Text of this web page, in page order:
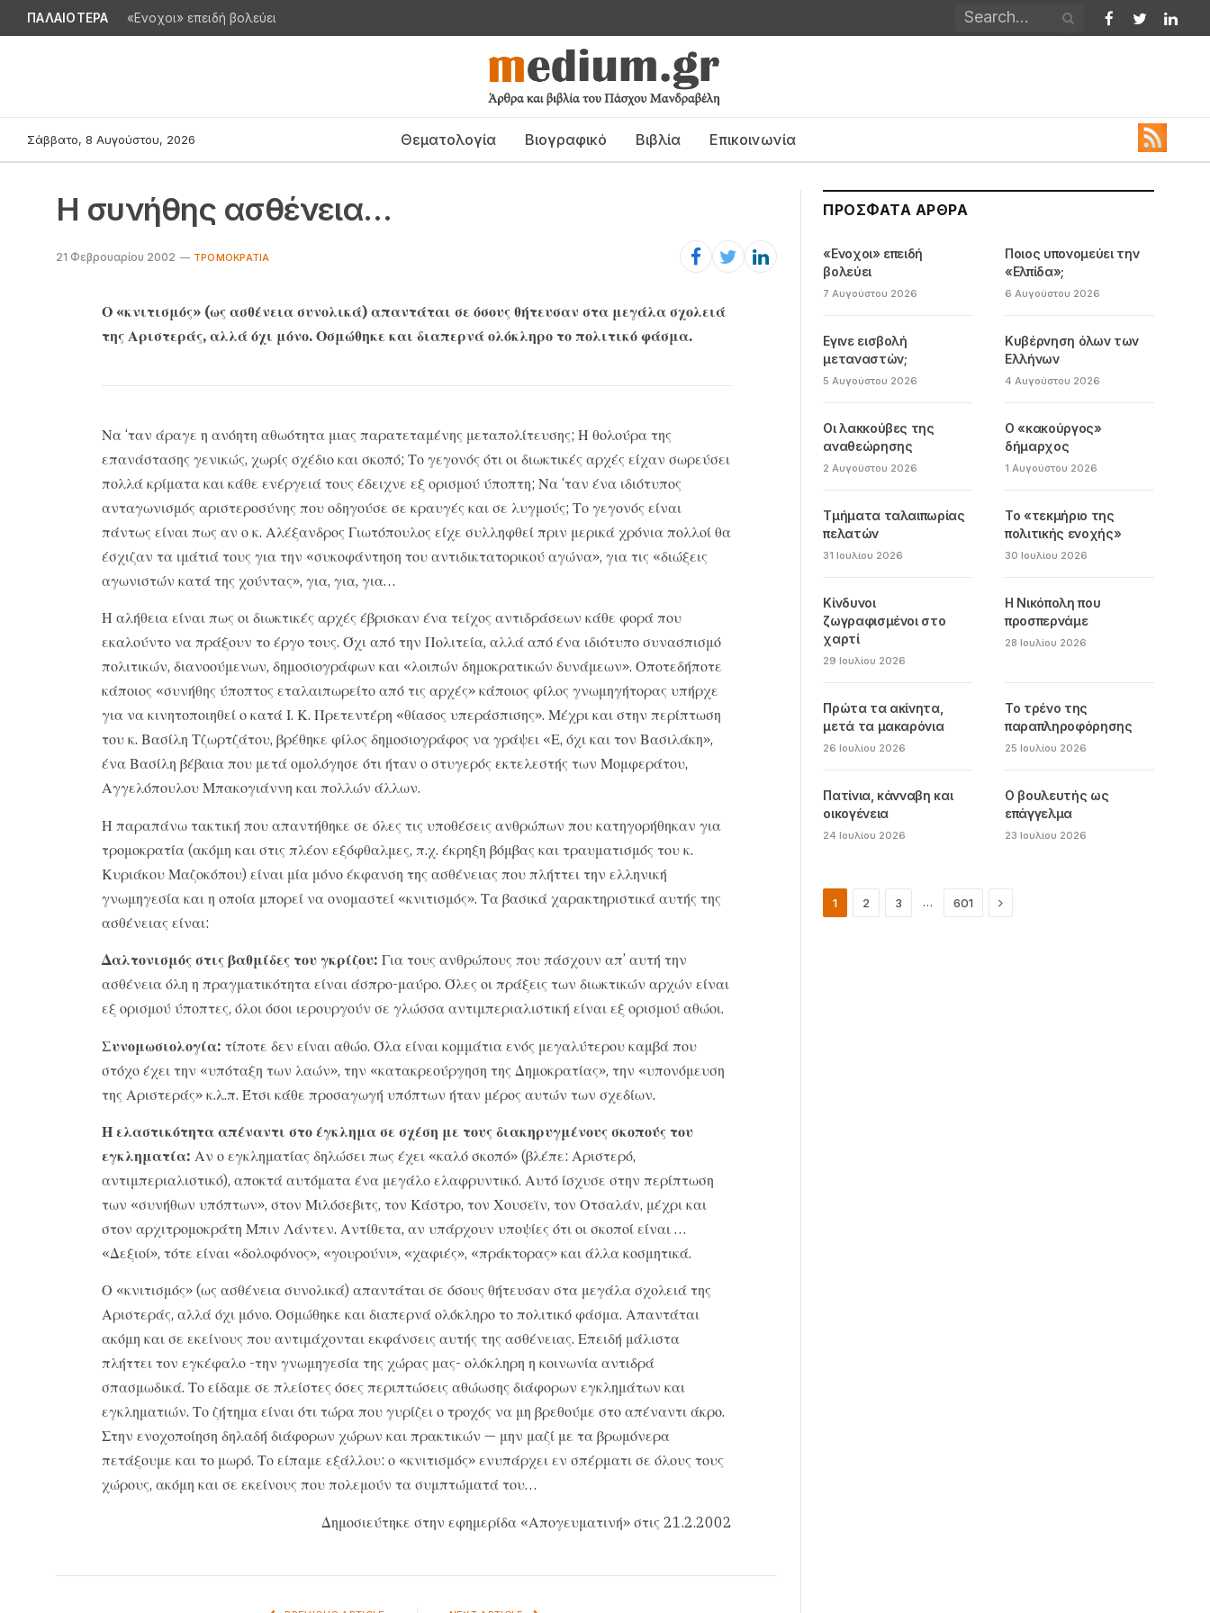
ΠΑΛΑΙΟΤΕΡΑ «Ενοχοι» επειδή βολεύει
Facebook
Twitter
Σάββατο, 8 Αυγούστου, 2026 Θεματολογία Βιογραφικό Βιβλία Επικοινωνία
Η συνήθης ασθένεια…
21 Φεβρουαρίου 2002 ΤΡΟΜΟΚΡΑΤΊΑ
Ο «κνιτισμός» (ως ασθένεια συνολικά) απαντάται σε όσους θήτευσαν στα μεγάλα σχολειά
της Αριστεράς, αλλά όχι μόνο. Οσμώθηκε και διαπερνά ολόκληρο το πολιτικό φάσμα.
Να ‘ταν άραγε η ανόητη αθωότητα μιας παρατεταμένης μεταπολίτευσης; Η θολούρα της
επανάστασης γενικώς, χωρίς σχέδιο και σκοπό; Το γεγονός ότι οι διωκτικές αρχές είχαν σωρεύσει
πολλά κρίματα και κάθε ενέργειά τους έδειχνε εξ ορισμού ύποπτη; Να ‘ταν ένα ιδιότυπος
ανταγωνισμός αριστεροσύνης που οδηγούσε σε κραυγές και σε λυγμούς; Το γεγονός είναι
πάντως είναι πως αν ο κ. Αλέξανδρος Γιωτόπουλος είχε συλληφθεί πριν μερικά χρόνια πολλοί θα
έσχιζαν τα ιμάτιά τους για την «συκοφάντηση του αντιδικτατορικού αγώνα», για τις «διώξεις
αγωνιστών κατά της χούντας», για, για, για…
Η αλήθεια είναι πως οι διωκτικές αρχές έβρισκαν ένα τείχος αντιδράσεων κάθε φορά που
εκαλούντο να πράξουν το έργο τους. Όχι από την Πολιτεία, αλλά από ένα ιδιότυπο συνασπισμό
πολιτικών, διανοούμενων, δημοσιογράφων και «λοιπών δημοκρατικών δυνάμεων». Οποτεδήποτε
κάποιος «συνήθης ύποπτος εταλαιπωρείτο από τις αρχές» κάποιος φίλος γνωμηγήτορας υπήρχε
για να κινητοποιηθεί ο κατά Ι. Κ. Πρετεντέρη «θίασος υπεράσπισης». Μέχρι και στην περίπτωση
του κ. Βασίλη Τζωρτζάτου, βρέθηκε φίλος δημοσιογράφος να γράψει «Ε, όχι και τον Βασιλάκη»,
ένα Βασίλη βέβαια που μετά ομολόγησε ότι ήταν ο στυγερός εκτελεστής των Μομφεράτου,
Αγγελόπουλου Μπακογιάννη και πολλών άλλων.
Η παραπάνω τακτική που απαντήθηκε σε όλες τις υποθέσεις ανθρώπων που κατηγορήθηκαν για
τρομοκρατία (ακόμη και στις πλέον εξόφθαλμες, π.χ. έκρηξη βόμβας και τραυματισμός του κ.
Κυριάκου Μαζοκόπου) είναι μία μόνο έκφανση της ασθένειας που πλήττει την ελληνική
γνωμηγεσία και η οποία μπορεί να ονομαστεί «κνιτισμός». Τα βασικά χαρακτηριστικά αυτής της
ασθένειας είναι:
Δαλτονισμός στις βαθμίδες του γκρίζου: Για τους ανθρώπους που πάσχουν απ’ αυτή την
ασθένεια όλη η πραγματικότητα είναι άσπρο-μαύρο. Όλες οι πράξεις των διωκτικών αρχών είναι
εξ ορισμού ύποπτες, όλοι όσοι ιερουργούν σε γλώσσα αντιμπεριαλιστική είναι εξ ορισμού αθώοι.
Συνομωσιολογία: τίποτε δεν είναι αθώο. Όλα είναι κομμάτια ενός μεγαλύτερου καμβά που
στόχο έχει την «υπόταξη των λαών», την «κατακρεούργηση της Δημοκρατίας», την «υπονόμευση
της Αριστεράς» κ.λ.π. Έτσι κάθε προσαγωγή υπόπτων ήταν μέρος αυτών των σχεδίων.
Η ελαστικότητα απέναντι στο έγκλημα σε σχέση με τους διακηρυγμένους σκοπούς του
εγκληματία: Αν ο εγκληματίας δηλώσει πως έχει «καλό σκοπό» (βλέπε: Αριστερό,
αντιμπεριαλιστικό), αποκτά αυτόματα ένα μεγάλο ελαφρυντικό. Αυτό ίσχυσε στην περίπτωση
των «συνήθων υπόπτων», στον Μιλόσεβιτς, τον Κάστρο, τον Χουσεϊν, τον Οτσαλάν, μέχρι και
στον αρχιτρομοκράτη Μπιν Λάντεν. Αντίθετα, αν υπάρχουν υποψίες ότι οι σκοποί είναι …
«Δεξιοί», τότε είναι «δολοφόνος», «γουρούνι», «χαφιές», «πράκτορας» και άλλα κοσμητικά.
Ο «κνιτισμός» (ως ασθένεια συνολικά) απαντάται σε όσους θήτευσαν στα μεγάλα σχολειά της
Αριστεράς, αλλά όχι μόνο. Οσμώθηκε και διαπερνά ολόκληρο το πολιτικό φάσμα. Απαντάται
ακόμη και σε εκείνους που αντιμάχονται εκφάνσεις αυτής της ασθένειας. Επειδή μάλιστα
πλήττει τον εγκέφαλο -την γνωμηγεσία της χώρας μας- ολόκληρη η κοινωνία αντιδρά
σπασμωδικά. Το είδαμε σε πλείστες όσες περιπτώσεις αθώωσης διάφορων εγκλημάτων και
εγκληματιών. Το ζήτημα είναι ότι τώρα που γυρίζει ο τροχός να μη βρεθούμε στο απέναντι άκρο.
Στην ενοχοποίηση δηλαδή διάφορων χώρων και πρακτικών — μην μαζί με τα βρωμόνερα
πετάξουμε και το μωρό. Το είπαμε εξάλλου: ο «κνιτισμός» ενυπάρχει εν σπέρματι σε όλους τους
χώρους, ακόμη και σε εκείνους που πολεμούν τα συμπτώματά του…
Δημοσιεύτηκε στην εφημερίδα «Απογευματινή» στις 21.2.2002
ΠΡΌΣΦΑΤΑ ΆΡΘΡΑ
«Ενοχοι» επειδή
βολεύει
7 Αυγούστου 2026
Ποιος υπονομεύει την
«Ελπίδα»;
6 Αυγούστου 2026
Εγινε εισβολή
μεταναστών;
5 Αυγούστου 2026
Κυβέρνηση όλων των
Ελλήνων
4 Αυγούστου 2026
Οι λακκούβες της
αναθεώρησης
2 Αυγούστου 2026
Ο «κακούργος»
δήμαρχος
1 Αυγούστου 2026
Τμήματα ταλαιπωρίας
πελατών
31 Ιουλίου 2026
Το «τεκμήριο της
πολιτικής ενοχής»
30 Ιουλίου 2026
Κίνδυνοι
ζωγραφισμένοι στο
χαρτί
29 Ιουλίου 2026
Η Νικόπολη που
προσπερνάμε
28 Ιουλίου 2026
Πρώτα τα ακίνητα,
μετά τα μακαρόνια
26 Ιουλίου 2026
Το τρένο της
παραπληροφόρησης
25 Ιουλίου 2026
Πατίνια, κάνναβη και
οικογένεια
24 Ιουλίου 2026
Ο βουλευτής ως
επάγγελμα
23 Ιουλίου 2026
1 2 3 … 601 Next